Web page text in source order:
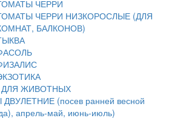
ЧЕРРИ
ЧЕРРИ НИЗКОРОСЛЫЕ (ДЛЯ
БАЛКОНОВ)
ДЛЯ ЖИВОТНЫХ
(посев ранней весной
апрель-май, июнь-июль)